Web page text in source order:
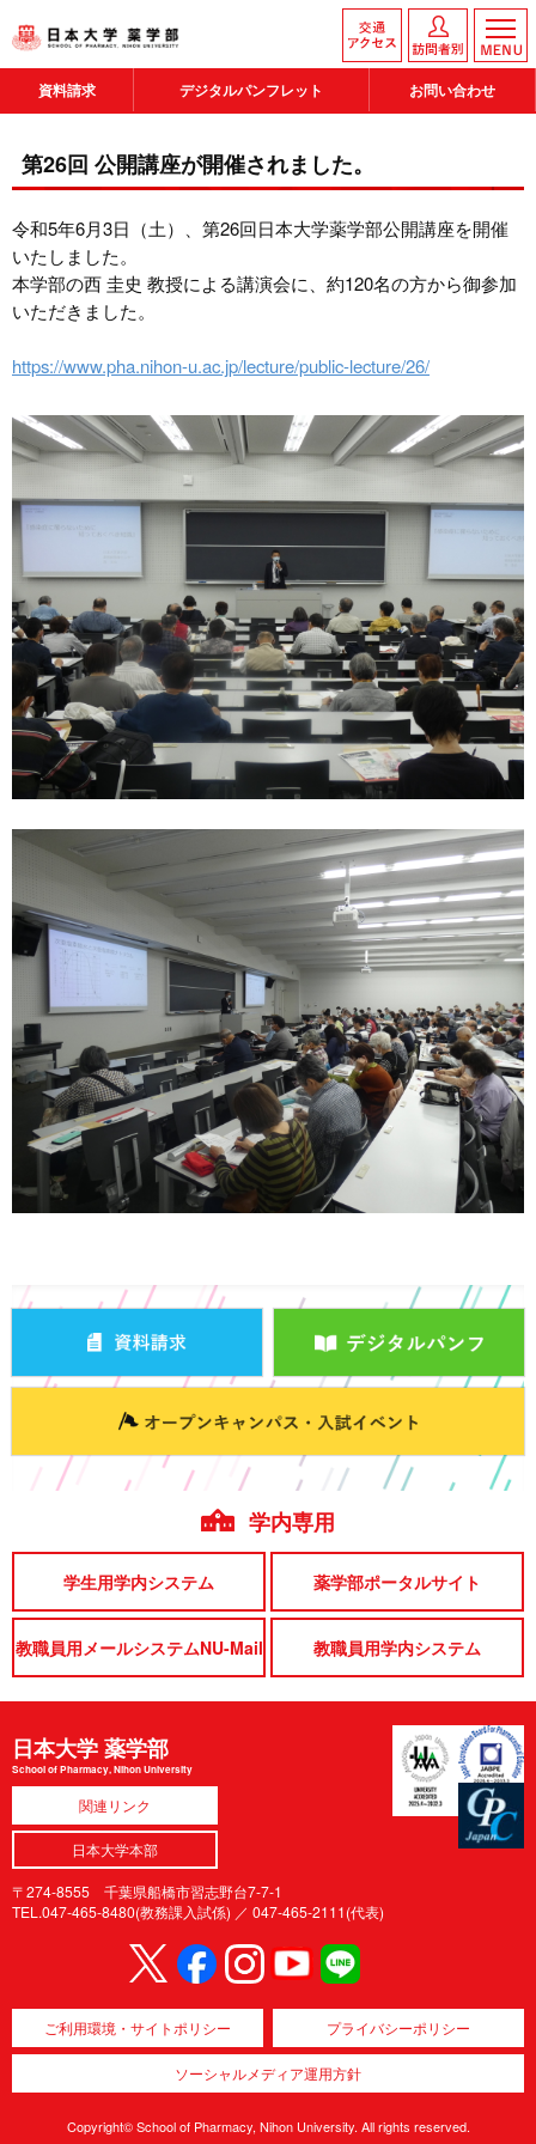
資料請求 デジタルパンフレット お問い合わせ
第26回 公開講座が開催されました。
令和5年6月3日（土）、第26回日本大学薬学部公開講座を開催
いたしました。
本学部の西 圭史 教授による講演会に、約120名の方から御参加
いただきました。
https://www.pha.nihon-u.ac.jp/lecture/public-lecture/26/
学内専用
学生用学内システム 薬学部ポータルサイト
教職員用メールシステムNU-Mail 教職員用学内システム
日本大学 薬学部
School of Pharmacy, Nihon University
関連リンク
日本大学本部
〒274-8555 千葉県船橋市習志野台7-7-1
TEL.047-465-8480(教務課入試係) ／ 047-465-2111(代表)
ご利用環境・サイトポリシー プライバシーポリシー
ソーシャルメディア運用方針
Copyright© School of Pharmacy, Nihon University. All rights reserved.